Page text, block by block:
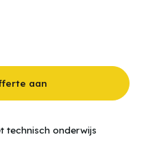
aan
technisch onderwijs